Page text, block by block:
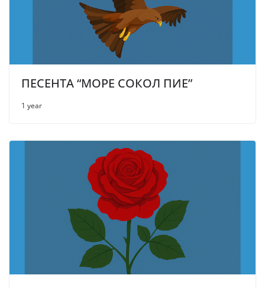
ПЕСЕНТА “МОРЕ СОКОЛ ПИЕ”
1 year